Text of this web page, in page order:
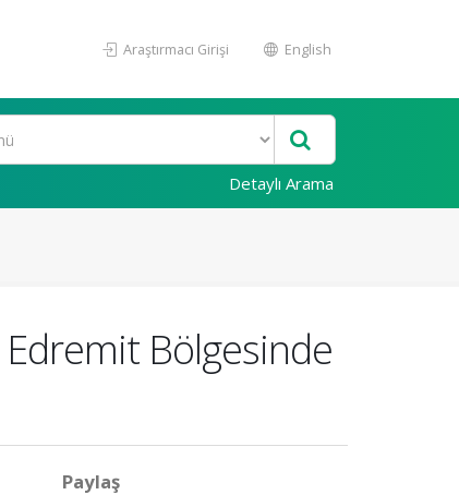
Araştırmacı Girişi English
Detaylı Arama
Bölgesinde
Paylaş